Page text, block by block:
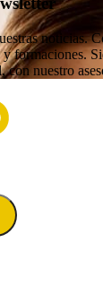
noticias.
formaciones.
nuestro